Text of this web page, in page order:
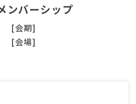
ンバーシップ
[会期]
[会場]